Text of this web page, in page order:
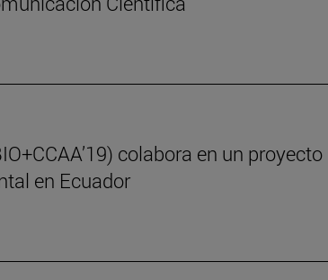
colabora en un proyecto
en Ecuador